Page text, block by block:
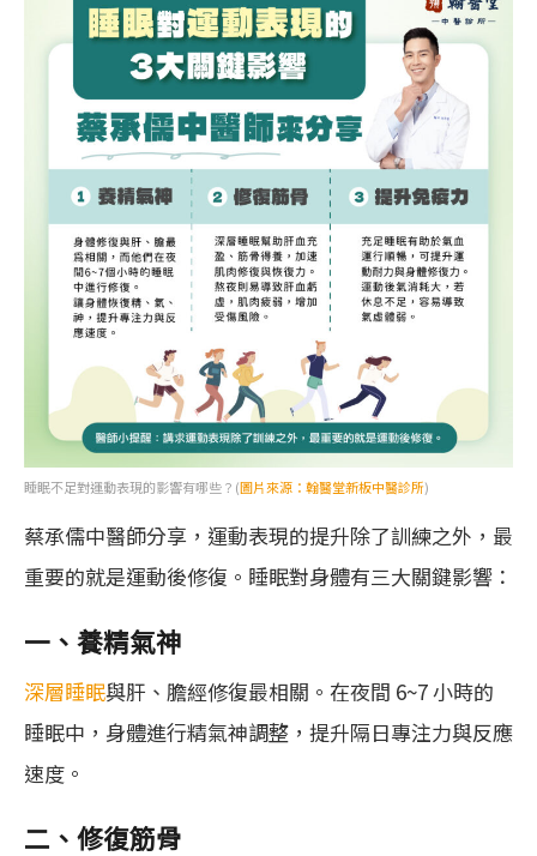
睡眠不足對運動表現的影響有哪些？(圖片來源：翰醫堂新板中醫診所)
蔡承儒中醫師分享，運動表現的提升除了訓練之外，最
重要的就是運動後修復。睡眠對身體有三大關鍵影響：
一、養精氣神
深層睡眠與肝、膽經修復最相關。在夜間 6~7 小時的
睡眠中，身體進行精氣神調整，提升隔日專注力與反應
速度。
二、修復筋骨